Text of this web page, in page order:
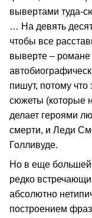
вывертами туда-
… На девять
чтобы все
выверте – романе
пишут, потому что
сюжеты (которые
делает героями
смерти, и Леди
Голливуде.
Но в еще большей
редко
абсолютно
построением